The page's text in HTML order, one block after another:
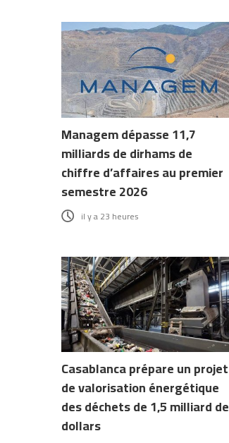
Managem dépasse 11,7
milliards de dirhams de
chiffre d’affaires au premier
semestre 2026
il y a 23 heures
Casablanca prépare un projet
de valorisation énergétique
des déchets de 1,5 milliard de
dollars